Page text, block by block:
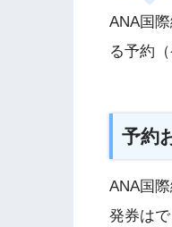
ANA国
る予約
予約
ANA国
発券は